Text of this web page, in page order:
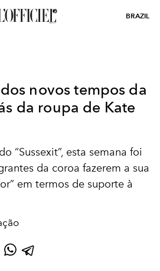
BRAZIL
novos tempos da
da roupa de Kate
“Sussexit”, esta semana foi
da coroa fazerem a sua
em termos de suporte à